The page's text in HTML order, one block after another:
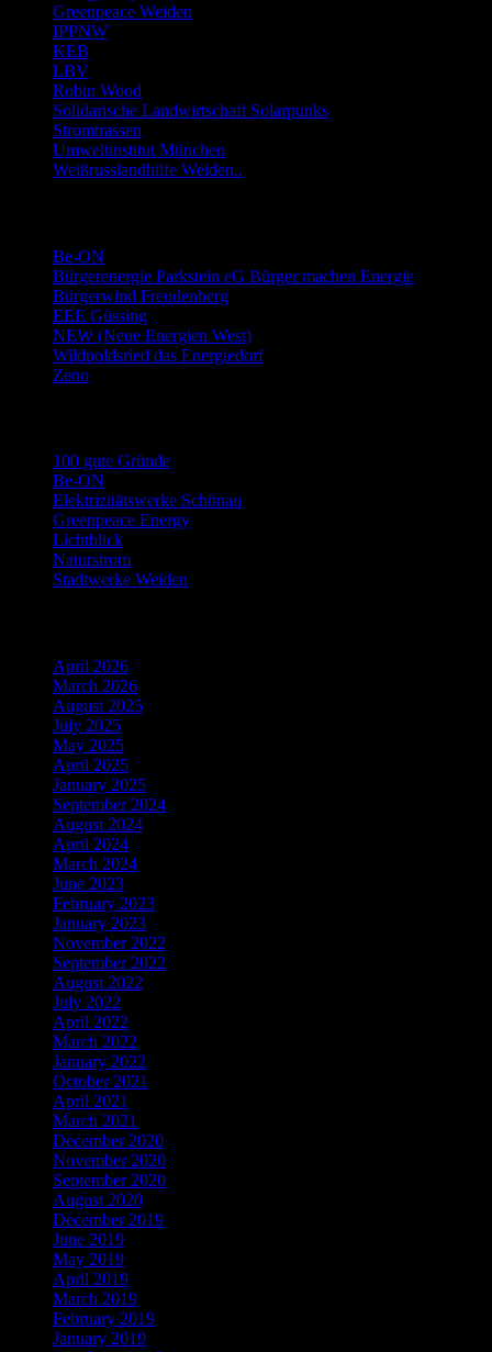
Greenpeace Weiden
IPPNW
KEB
LBV
Robin Wood
Solidarische Landwirtschaft Solarpunks
Stromtrassen
Umweltinstitut München
Weißrusslandhilfe Weiden..
Be-ON
Bürgerenergie Parkstein eG Bürger machen Energie
Bürgerwind Freudenberg
EEE Güssing
NEW (Neue Energien West)
Wildpoldsried das Energiedorf
Zeno
100 gute Gründe
Be-ON
Elektrizitätswerke Schönau
Greenpeace Energy
Lichtblick
Naturstrom
Stadtwerke Weiden
April 2026
March 2026
August 2025
July 2025
May 2025
April 2025
January 2025
September 2024
August 2024
April 2024
March 2024
June 2023
February 2023
January 2023
November 2022
September 2022
August 2022
July 2022
April 2022
March 2022
January 2022
October 2021
April 2021
March 2021
December 2020
November 2020
September 2020
August 2020
December 2019
June 2019
May 2019
April 2019
March 2019
February 2019
January 2019